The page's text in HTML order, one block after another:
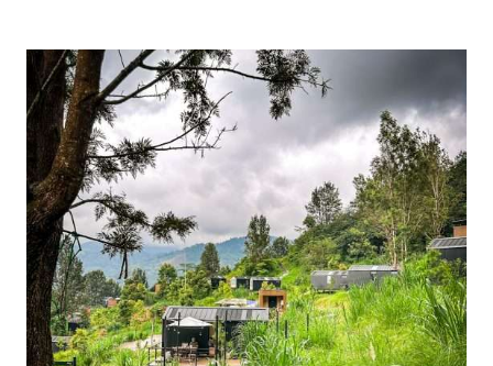
DANAU
–
BOBOCABIN
RANCA
UPAS
CIWIDEY